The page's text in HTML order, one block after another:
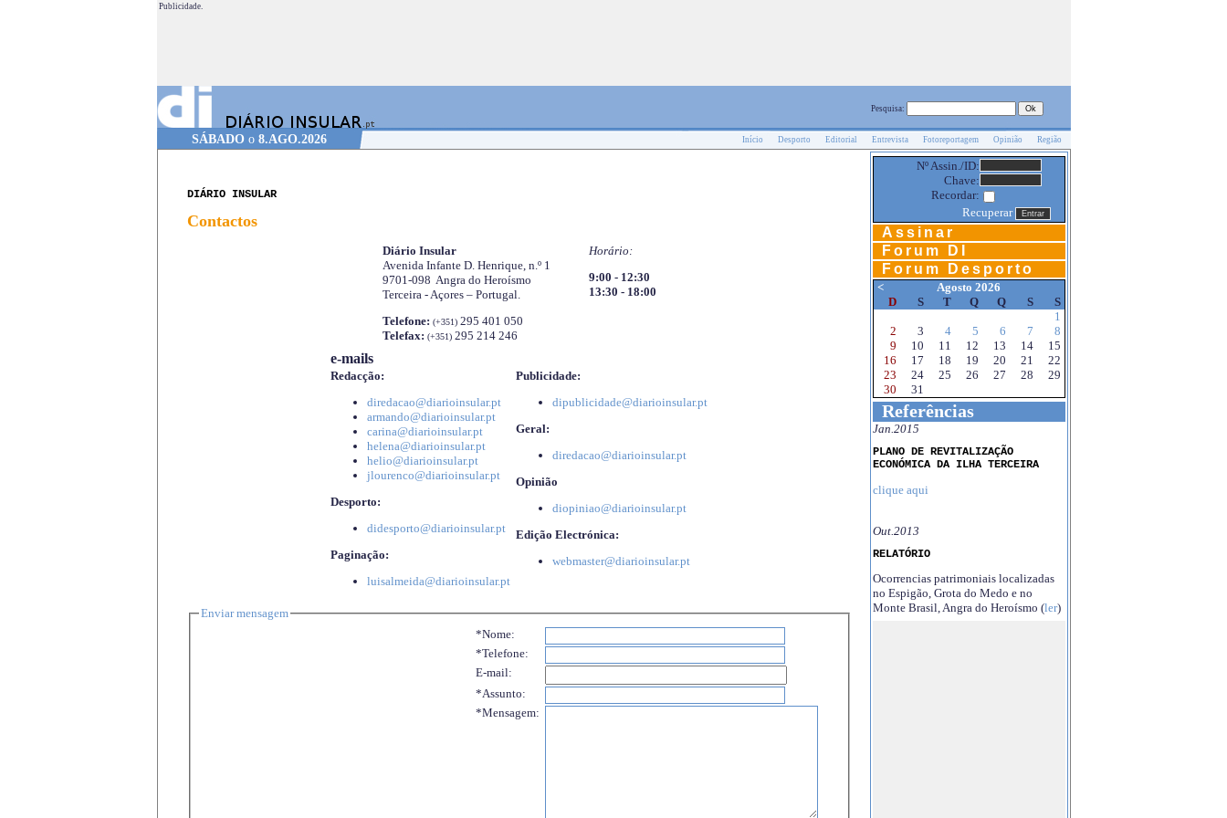
Publicidade.
Pesquisa:
SÁBADO o 8.AGO.2026 Início Desporto Editorial Entrevista Fotoreportagem Opinião Região
DIÁRIO INSULAR
Contactos
Diário Insular
Avenida Infante D. Henrique, n.º 1
9701-098 Angra do Heroísmo
Terceira - Açores – Portugal.
Telefone: (+351)295 401 050
Telefax: (+351)295 214 246
Horário:
9:00 - 12:30
13:30 - 18:00
e-mails
Redacção:
diredacao@diarioinsular.pt
armando@diarioinsular.pt
carina@diarioinsular.pt
helena@diarioinsular.pt
helio@diarioinsular.pt
jlourenco@diarioinsular.pt
Desporto:
didesporto@diarioinsular.pt
Paginação:
luisalmeida@diarioinsular.pt
Publicidade:
dipublicidade@diarioinsular.pt
Geral:
diredacao@diarioinsular.pt
Opinião
diopiniao@diarioinsular.pt
Edição Electrónica:
webmaster@diarioinsular.pt
Enviar mensagem
*Nome:
*Telefone:
E-mail:
*Assunto:
*Mensagem:
Nº Assin./ID:
Chave:
Recordar:
Recuperar
Assinar
Forum DI
Forum Desporto
<
Agosto 2026
D
S T Q Q S
S
1
2
3 4 5 6 7
8
9
10 11 12 13 14
15
16
17 18 19 20 21
22
23
24 25 26 27 28
29
30
31
Referências
Jan.2015
PLANO DE REVITALIZAÇÃO
ECONÓMICA DA ILHA TERCEIRA
clique aqui
Out.2013
RELATÓRIO
Ocorrencias patrimoniais localizadas
no Espigão, Grota do Medo e no
Monte Brasil, Angra do Heroísmo (ler)